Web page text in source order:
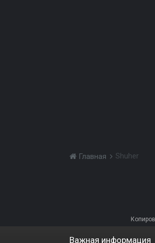
Главная Shuher
Важная информация